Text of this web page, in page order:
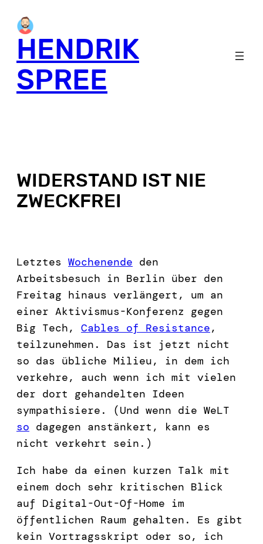
HENDRIK
SPREE
WIDERSTAND IST NIE
ZWECKFREI
Letztes Wochenende den
Arbeitsbesuch in Berlin über den
Freitag hinaus verlängert, um an
einer Aktivismus-Konferenz gegen
Big Tech, Cables of Resistance,
teilzunehmen. Das ist jetzt nicht
so das übliche Milieu, in dem ich
verkehre, auch wenn ich mit vielen
der dort gehandelten Ideen
sympathisiere. (Und wenn die WeLT
so dagegen anstänkert, kann es
nicht verkehrt sein.)
Ich habe da einen kurzen Talk mit
einem doch sehr kritischen Blick
auf Digital-Out-Of-Home im
öffentlichen Raum gehalten. Es gibt
kein Vortragsskript oder so, ich